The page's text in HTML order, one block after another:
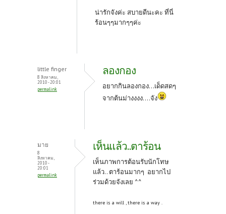
น่ารักจังค่ะ สบายดีนะคะ ที่นี่
ร้อนๆๆมากๆๆค่ะ
little finger
8 สิงหาคม,
2010 - 20:01
permalink
ลองกอง
อยากกินลองกอง...เด็ดสดๆ
จากต้นม่างงงง....จัง
มาย
8
สิงหาคม,
2010 -
20:01
permalink
เห็นแล้ว..ตาร้อน
เห็นภาพการต้อนรับนักโทษ
แล้ว.. ตาร้อนมากๆ อยากไป
ร่วมด้วยจังเลย ^^
there is a will , there is a way .